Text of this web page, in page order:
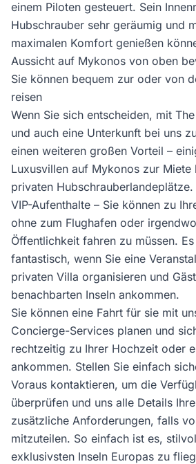
einem Piloten gesteuert. Sein
Hubschrauber sehr geräumig und
maximalen Komfort genießen
Aussicht auf Mykonos von oben
Sie können bequem zur oder von
reisen
Wenn Sie sich entscheiden, mit
und auch eine Unterkunft bei uns
einen weiteren großen Vorteil –
Luxusvillen auf Mykonos zur Miete
privaten
VIP-Aufenthalte – Sie können zu
ohne zum Flughafen oder
Öffentlichkeit fahren zu müssen.
fantastisch, wenn Sie eine
privaten Villa organisieren und
benachbarten Inseln ankommen.
Sie können eine Fahrt für sie mit
Concierge-Services planen und
rechtzeitig zu Ihrer Hochzeit oder
ankommen. Stellen Sie einfach
Voraus kontaktieren, um die
überprüfen und uns alle Details
zusätzliche Anforderungen, falls
mitzuteilen. So einfach ist es,
exklusivsten Inseln Europas zu